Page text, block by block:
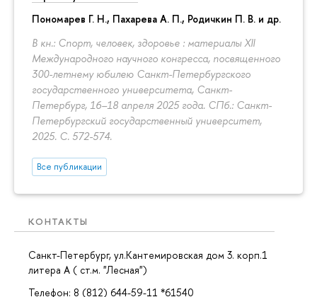
Пономарев Г. Н., Пахарева А. П., Родичкин П. В. и др.
В кн.: Спорт, человек, здоровье : материалы XII
Международного научного конгресса, посвященного
300-летнему юбилею Санкт-Петербургского
государственного университета, Санкт-
Петербург, 16–18 апреля 2025 года. СПб.: Санкт-
Петербургский государственный университет,
2025. С. 572-574.
Все публикации
КОНТАКТЫ
Санкт-Петербург, ул.Кантемировская дом 3. корп.1
литера А ( ст.м. "Лесная")
Телефон: 8 (812) 644-59-11 *61540